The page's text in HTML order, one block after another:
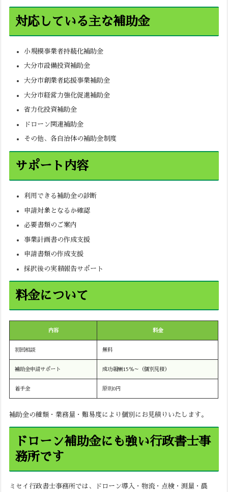
対応している主な補助金
小規模事業者持続化補助金
大分市設備投資補助金
大分市創業者応援事業補助金
大分市経営力強化促進補助金
省力化投資補助金
ドローン関連補助金
その他、各自治体の補助金制度
サポート内容
利用できる補助金の診断
申請対象となるか確認
必要書類のご案内
事業計画書の作成支援
申請書類の作成支援
採択後の実績報告サポート
料金について
内容 料金
初回相談 無料
補助金申請サポート 成功報酬15％～（個別見積）
着手金 原則0円
補助金の種類・業務量・難易度により個別にお見積りいたします。
ドローン補助金にも強い行政書士事
務所です
ミセイ行政書士事務所では、ドローン導入・物流・点検・測量・農